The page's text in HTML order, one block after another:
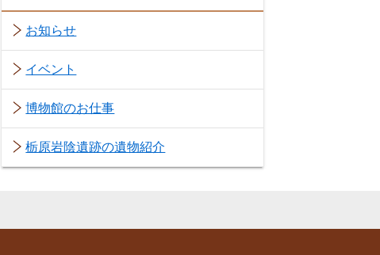
お知らせ
イベント
博物館のお仕事
栃原岩陰遺跡の遺物紹介